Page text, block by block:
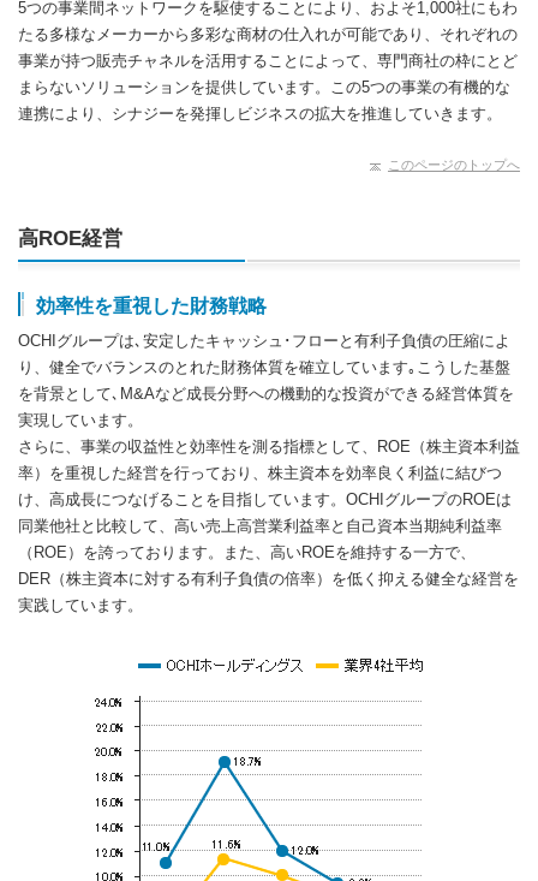
5つの事業間ネットワークを駆使することにより、およそ1,000社にもわ
たる多様なメーカーから多彩な商材の仕入れが可能であり、それぞれの
事業が持つ販売チャネルを活用することによって、専門商社の枠にとど
まらないソリューションを提供しています。この5つの事業の有機的な
連携により、シナジーを発揮しビジネスの拡大を推進していきます。
このページのトップへ
高ROE経営
効率性を重視した財務戦略
OCHIグループは､安定したキャッシュ･フローと有利子負債の圧縮によ
り、健全でバランスのとれた財務体質を確立しています｡こうした基盤
を背景として､M&Aなど成長分野への機動的な投資ができる経営体質を
実現しています。
さらに、事業の収益性と効率性を測る指標として、ROE（株主資本利益
率）を重視した経営を行っており、株主資本を効率良く利益に結びつ
け、高成長につなげることを目指しています。OCHIグループのROEは
同業他社と⽐較して、⾼い売上⾼営業利益率と⾃己資本当期純利益率
（ROE）を誇っております。また、高いROEを維持する一方で、
DER（株主資本に対する有利子負債の倍率）を低く抑える健全な経営を
実践しています。